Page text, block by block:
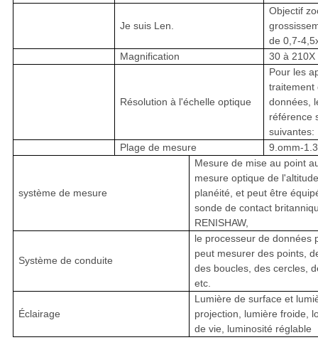
Je suis Len.
Objectif
de 0,7-
Magnification
30 à 210X
Résolution à l'échelle optique
Pour les
traitement
données,
référence
suivantes:
Plage de mesure
9.omm-
système de mesure
Mesure de mise au point
mesure optique de
planéité, et peut être
sonde de contact
RENISHAW,
Système de conduite
le processeur de données
peut mesurer des points,
des boucles, des cercles,
etc.
Éclairage
Lumière de surface et
projection, lumière froide,
de vie, luminosité réglable